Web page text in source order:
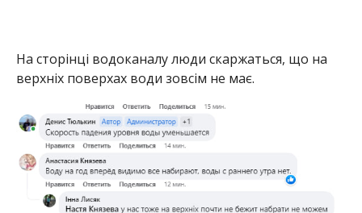
водою з-під крану. “Нікопольводоканал” поки що
ситуацію не пояснює.